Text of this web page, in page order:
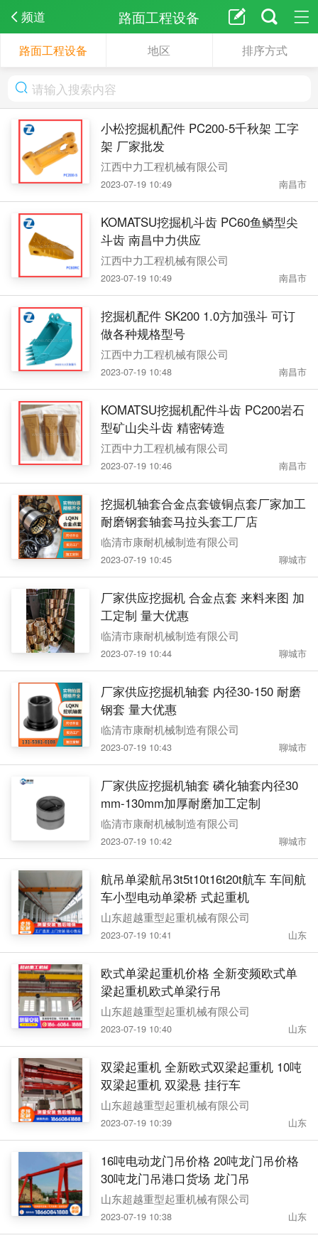
频道 路面工程设备
路面工程设备 地区 排序方式
小松挖掘机配件 PC200-5千秋架 工字
架 厂家批发
江西中力工程机械有限公司
2023-07-19 10:49 南昌市
KOMATSU挖掘机斗齿 PC60鱼鳞型尖
斗齿 南昌中力供应
江西中力工程机械有限公司
2023-07-19 10:49 南昌市
挖掘机配件 SK200 1.0方加强斗 可订
做各种规格型号
江西中力工程机械有限公司
2023-07-19 10:48 南昌市
KOMATSU挖掘机配件斗齿 PC200岩石
型矿山尖斗齿 精密铸造
江西中力工程机械有限公司
2023-07-19 10:46 南昌市
挖掘机轴套合金点套镀铜点套厂家加工
耐磨钢套轴套马拉头套工厂店
临清市康耐机械制造有限公司
2023-07-19 10:45 聊城市
厂家供应挖掘机 合金点套 来料来图 加
工定制 量大优惠
临清市康耐机械制造有限公司
2023-07-19 10:44 聊城市
厂家供应挖掘机轴套 内径30-150 耐磨
钢套 量大优惠
临清市康耐机械制造有限公司
2023-07-19 10:43 聊城市
厂家供应挖掘机轴套 磷化轴套内径30
mm-130mm加厚耐磨加工定制
临清市康耐机械制造有限公司
2023-07-19 10:42 聊城市
航吊单梁航吊3t5t10t16t20t航车 车间航
车小型电动单梁桥 式起重机
山东超越重型起重机械有限公司
2023-07-19 10:41 山东
欧式单梁起重机价格 全新变频欧式单
梁起重机欧式单梁行吊
山东超越重型起重机械有限公司
2023-07-19 10:40 山东
双梁起重机 全新欧式双梁起重机 10吨
双梁起重机 双梁悬 挂行车
山东超越重型起重机械有限公司
2023-07-19 10:39 山东
16吨电动龙门吊价格 20吨龙门吊价格
30吨龙门吊港口货场 龙门吊
山东超越重型起重机械有限公司
2023-07-19 10:38 山东